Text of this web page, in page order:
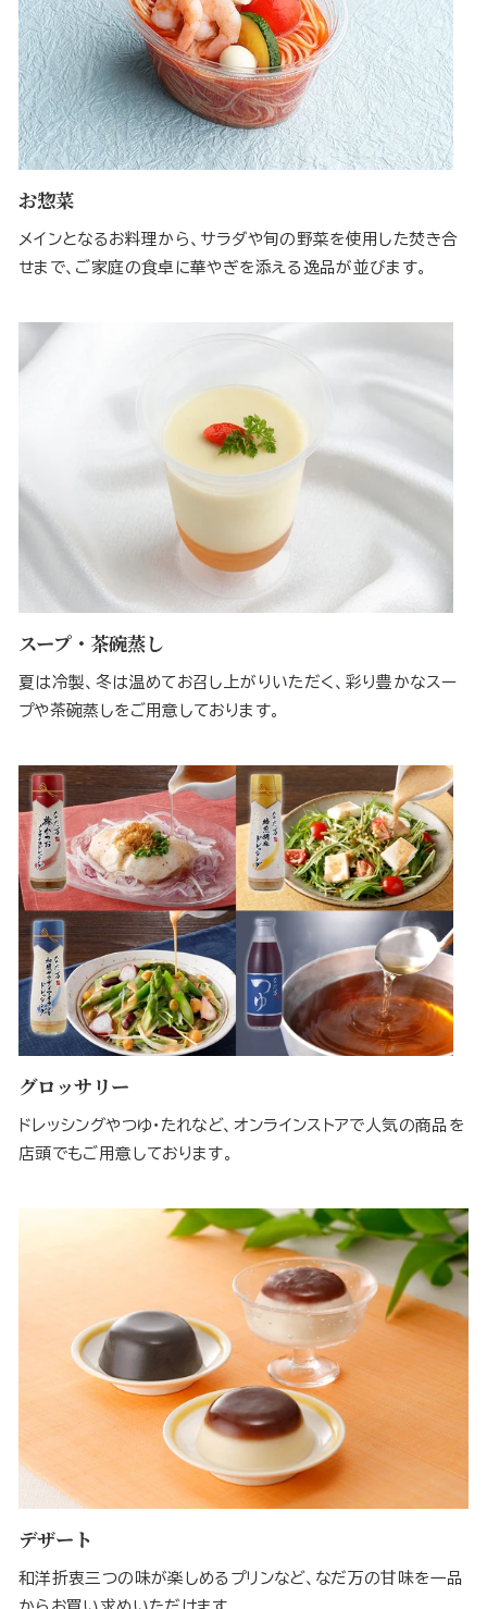
お惣菜
メインとなるお料理から、サラダや旬の野菜を使用した焚き合
せまで、ご家庭の食卓に華やぎを添える逸品が並びます。
スープ・茶碗蒸し
夏は冷製、冬は温めてお召し上がりいただく、彩り豊かなスー
プや茶碗蒸しをご用意しております。
グロッサリー
ドレッシングやつゆ・たれなど、オンラインストアで人気の商品を
店頭でもご用意しております。
デザート
和洋折衷三つの味が楽しめるプリンなど、なだ万の甘味を一品